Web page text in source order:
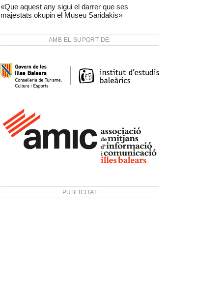
«Que aquest any sigui el darrer que ses
majestats okupin el Museu Saridakis»
AMB EL SUPORT DE:
PUBLICITAT